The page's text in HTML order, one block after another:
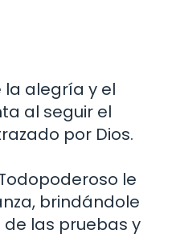
la alegría y el
al seguir el
por Dios.
le
brindándole
las pruebas y